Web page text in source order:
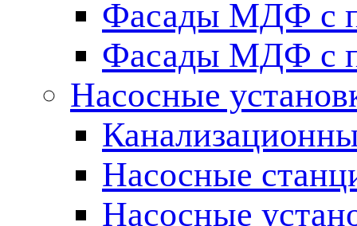
Фасады МДФ с
Фасады МДФ с
Насосные
Насосные
Насосные